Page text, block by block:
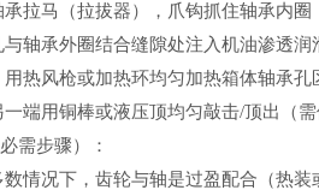
拉马（拉拔器），爪钩抓住轴承内圈
轴承外圈结合缝隙处注入机油渗透润
热风枪或加热环均匀加热箱体轴承
端用铜棒或液压顶均匀敲击/顶出（需
需步骤）：
情况下，齿轮与轴是过盈配合（热